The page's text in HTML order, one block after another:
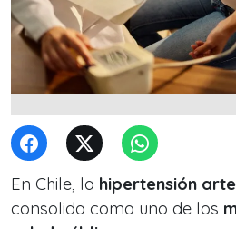
En Chile, la hipertensión
consolida como uno de los